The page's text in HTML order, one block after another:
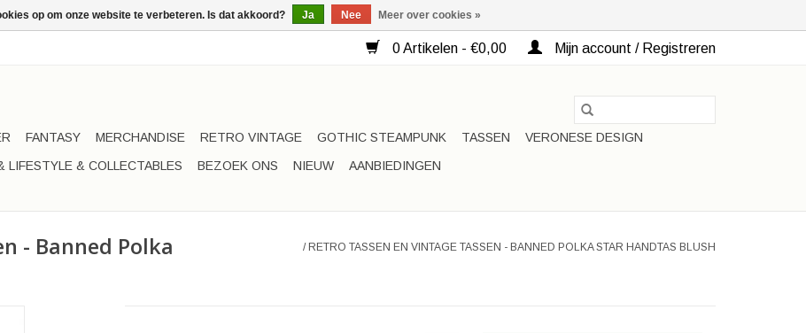
0 Artikelen - €0,00 Mijn account / Registreren
FANTASY MERCHANDISE RETRO VINTAGE GOTHIC STEAMPUNK TASSEN
VERONESE DESIGN
LIFESTYLE & COLLECTABLES
BEZOEK ONS NIEUW AANBIEDINGEN
- Banned Polka
/ RETRO TASSEN EN VINTAGE TASSEN - BANNED POLKA STAR HANDTAS BLUSH
op om onze website te verbeteren. Is dat akkoord? Ja Nee Meer over cookies »